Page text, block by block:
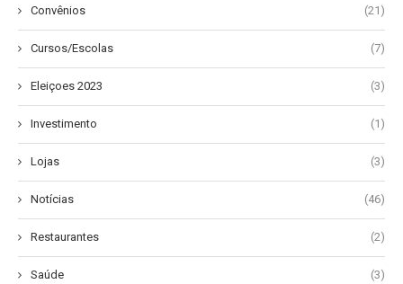
Convênios (21)
Cursos/Escolas (7)
Eleiçoes 2023 (3)
Investimento (1)
Lojas (3)
Notícias (46)
Restaurantes (2)
Saúde (3)